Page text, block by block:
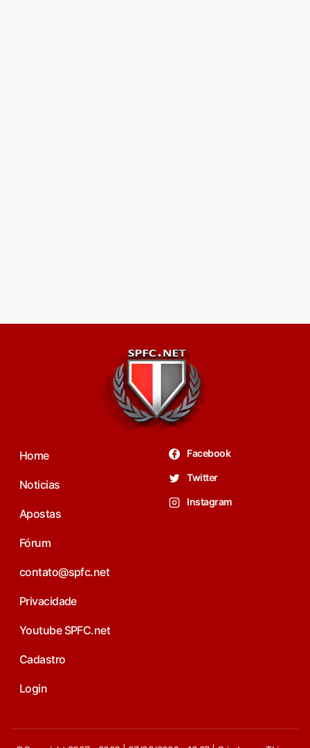
Home
Noticias
Apostas
Fórum
contato@spfc.net
Privacidade
Youtube SPFC.net
Cadastro
Login
Facebook
Twitter
Instagram